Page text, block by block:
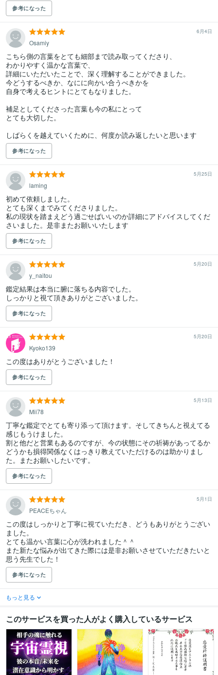
参考になった
6月4日
Osamiy
こちら側の言葉をとても細部まで読み取ってくださり、
わかりやすく温かな言葉で、
詳細にいただいたことで、深く理解することができました。
今どうするべきか、なにに向かい合うべきかを
自身で考えるヒントにとてもなりました。
補足としてくださった言葉も今の私にとって
とても大切した。
参考になった
5月25日
laming
初めて依頼しました。
とても深くまでみてくださりました。
私の現状を踏まえどう過ごせばいいのか詳細にアドバイスしてくだ
さいました。是非またお願いいたします
参考になった
5月20日
y_naitou
鑑定結果は本当に腑に落ちる内容でした。
しっかりと視て頂きありがとございました。
参考になった
5月20日
Kyoko139
この度はありがとうございました！
参考になった
5月13日
Mii78
丁寧な鑑定でとても寄り添って頂けます。そしてきちんと視えてる
感じもうけました。
割と他だと営業もあるのですが、今の状態にその祈祷があってるか
どうかも損得関係なくはっきり教えていただけるのは助かりまし
た。またお願いしたいです。
参考になった
5月1日
PEACEちゃん
この度はしっかりと丁寧に視ていただき、どうもありがとうござい
ました。
とても温かい言葉に心が洗われました＾＾
また新たな悩みが出てきた際には是非お願いさせていただきたいと
思う先生でした！
参考になった
もっと見る
このサービスを買った人がよく購入しているサービス